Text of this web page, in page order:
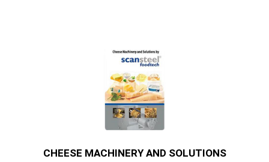
CHEESE MACHINERY AND SOLUTIONS